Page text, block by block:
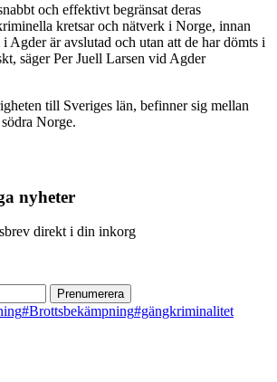
och effektivt begränsat deras
kretsar och nätverk i Norge, innan
Agder är avslutad och utan att de har dömts i
säger Per Juell Larsen vid Agder
till Sveriges län, befinner sig mellan
Norge.
nyheter
direkt i din inkorg
Prenumerera
#Brottsbekämpning#gängkriminalitet